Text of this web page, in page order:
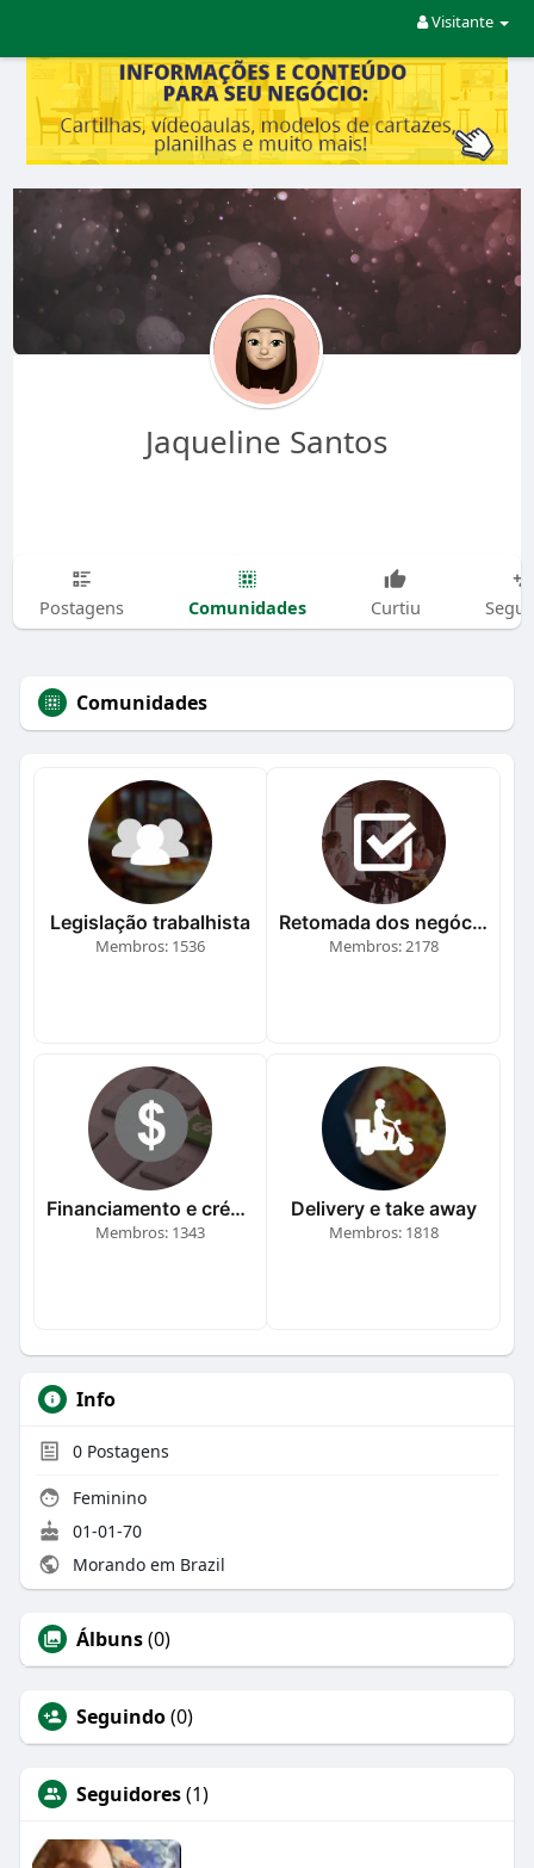
Visitante
Jaqueline Santos
Postagens Comunidades Curtiu
Comunidades
Legislação trabalhista
Membros: 1536
Retomada dos negócios
Membros: 2178
Financiamento e crédito
Membros: 1343
Delivery e take away
Membros: 1818
Info
0Postagens
Feminino
01-01-70
Morando em Brazil
Álbuns(0)
Seguindo(0)
Seguidores(1)